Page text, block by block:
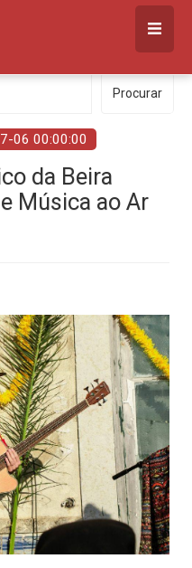
Procurar
06 00:00:00
da Beira
Música ao Ar